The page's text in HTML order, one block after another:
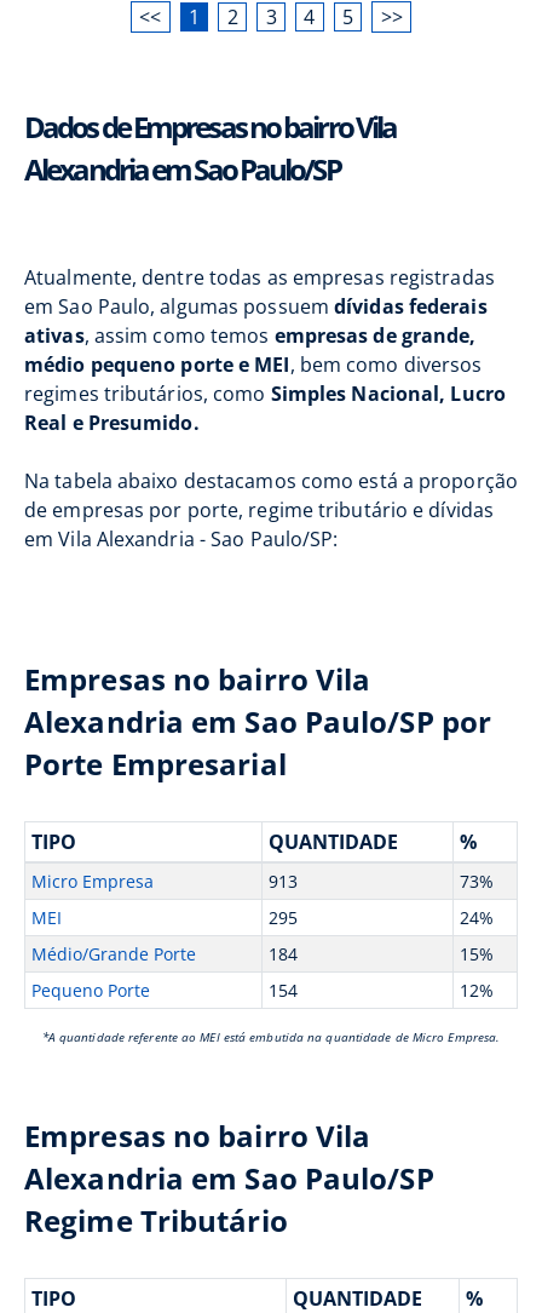
<< 1 2 3 4 5 >>
Dados de Empresas no bairro Vila
Alexandria em Sao Paulo/SP
Atualmente, dentre todas as empresas registradas
em Sao Paulo, algumas possuemdívidas federais
ativas, assim como temos empresas de grande,
médio pequeno porte e MEI, bem como diversos
regimes tributários, como Simples Nacional, Lucro
Real e Presumido.
Na tabela abaixo destacamos como está a proporção
de empresas por porte, regime tributário e dívidas
em Vila Alexandria - Sao Paulo/SP:
Empresas no bairro Vila
Alexandria em Sao Paulo/SP por
Porte Empresarial
TIPO QUANTIDADE %
Micro Empresa 913
73%
MEI
295
24%
Médio/Grande Porte
184
15%
Pequeno Porte
154 12%
*A quantidade referente ao MEI está embutida na quantidade de Micro Empresa.
Empresas no bairro Vila
Alexandria em Sao Paulo/SP
Regime Tributário
TIPO QUANTIDADE %